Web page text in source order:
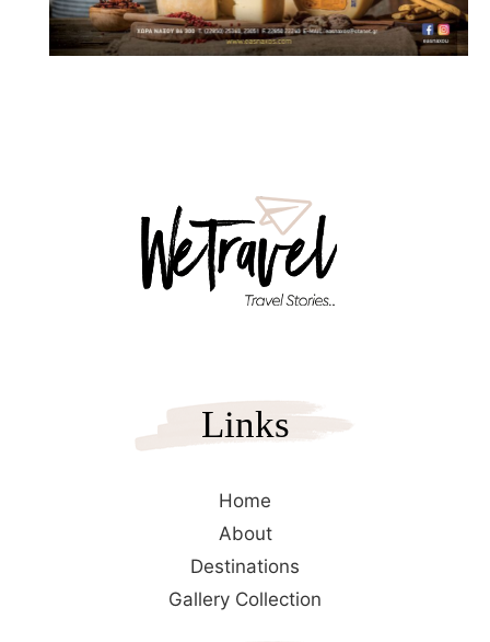
Links
Home
About
Destinations
Gallery Collection